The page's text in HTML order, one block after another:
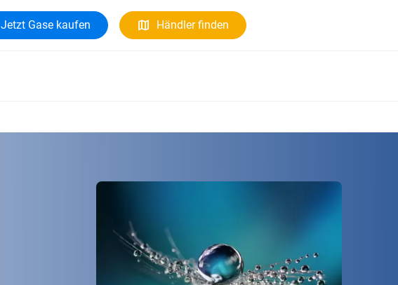
Jetzt Gase kaufen Händler finden